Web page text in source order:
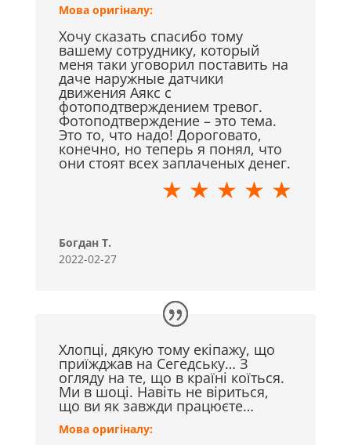
Мова оригіналу:
Хочу сказать спасибо тому
вашему сотруднику, который
меня таки уговорил поставить на
даче наружные датчики
движения Аякс с
фотоподтверждением тревог.
Фотоподтверждение – это тема.
Это то, что надо! Дороговато,
конечно, но теперь я понял, что
они стоят всех заплаченых денег.
★ ★ ★ ★ ★
Богдан Т.
2022-02-27
Хлопці, дякую тому екіпажу, що
приїжджав на Сегедську… З
огляду на те, що в країні коїться.
Ми в шоці. Навіть не віриться,
що ви як завжди працюєте…
Мова оригіналу: